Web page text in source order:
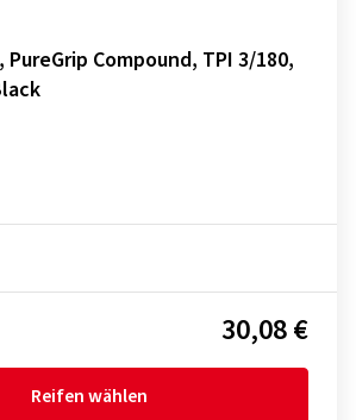
PureGrip Compound, TPI 3/180,
30,08 €
Reifen wählen